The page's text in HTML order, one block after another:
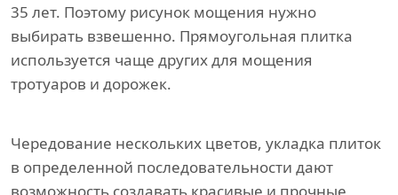
35 лет. Поэтому рисунок мощения нужно
выбирать взвешенно. Прямоугольная плитка
используется чаще других для мощения
тротуаров и дорожек.
Чередование нескольких цветов, укладка плиток
в определенной последовательности дают